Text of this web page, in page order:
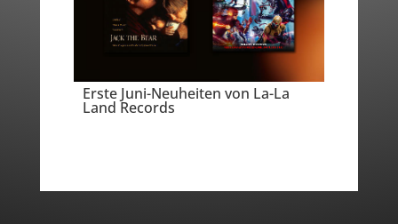
Erste Juni-Neuheiten von La-La
Land Records